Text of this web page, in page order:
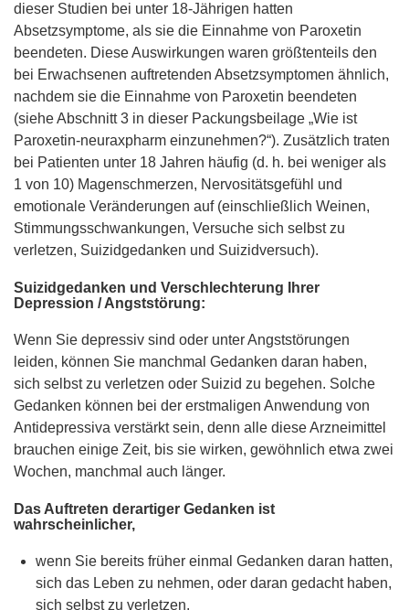
dieser Studien bei unter 18-Jährigen hatten
Absetzsymptome, als sie die Einnahme von Paroxetin
beendeten. Diese Auswirkungen waren größtenteils den
bei Erwachsenen auftretenden Absetzsymptomen ähnlich,
nachdem sie die Einnahme von Paroxetin beendeten
(siehe Abschnitt 3 in dieser Packungsbeilage „Wie ist
Paroxetin-neuraxpharm einzunehmen?“). Zusätzlich traten
bei Patienten unter 18 Jahren häufig (d. h. bei weniger als
1 von 10) Magenschmerzen, Nervositätsgefühl und
emotionale Veränderungen auf (einschließlich Weinen,
Stimmungsschwankungen, Versuche sich selbst zu
verletzen, Suizidgedanken und Suizidversuch).
Suizidgedanken und Verschlechterung Ihrer
Depression / Angststörung:
Wenn Sie depressiv sind oder unter Angststörungen
leiden, können Sie manchmal Gedanken daran haben,
sich selbst zu verletzen oder Suizid zu begehen. Solche
Gedanken können bei der erstmaligen Anwendung von
Antidepressiva verstärkt sein, denn alle diese Arzneimittel
brauchen einige Zeit, bis sie wirken, gewöhnlich etwa zwei
Wochen, manchmal auch länger.
Das Auftreten derartiger Gedanken ist
wahrscheinlicher,
wenn Sie bereits früher einmal Gedanken daran hatten,
sich das Leben zu nehmen, oder daran gedacht haben,
sich selbst zu verletzen.